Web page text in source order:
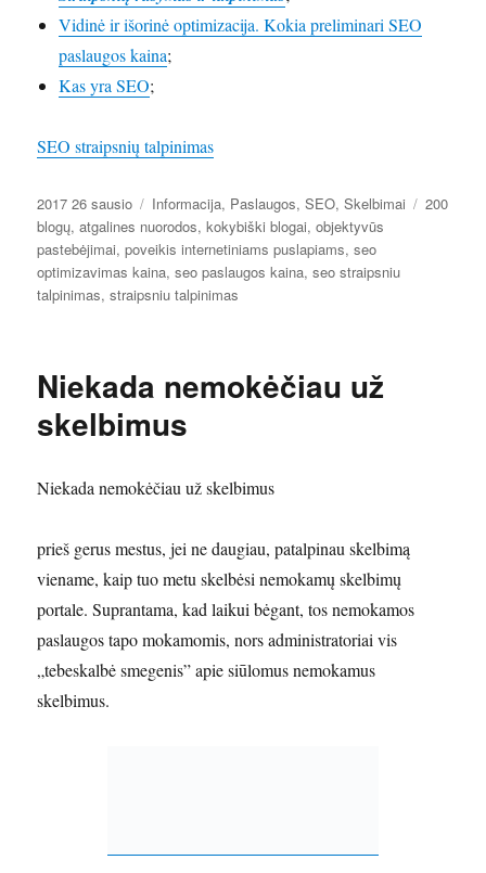
Vidinė ir išorinė optimizacija. Kokia preliminari SEO
paslaugos kaina;
Kas yra SEO;
SEO straipsnių talpinimas
Paskelbta
2017 26 sausio Kategorijos
Informacija, Paslaugos,SEO,Skelbimai Žymos
200
blogų,atgalines nuorodos,kokybiški blogai,objektyvūs
pastebėjimai,poveikis internetiniams puslapiams,seo
optimizavimas kaina,seo paslaugos kaina,seo straipsniu
talpinimas,straipsniu talpinimas
Niekada nemokėčiau už
skelbimus
Niekada nemokėčiau už skelbimus
prieš gerus mestus, jei ne daugiau, patalpinau skelbimą
viename, kaip tuo metu skelbėsi nemokamų skelbimų
portale. Suprantama, kad laikui bėgant, tos nemokamos
paslaugos tapo mokamomis, nors administratoriai vis
„tebeskalbė smegenis” apie siūlomus nemokamus
skelbimus.